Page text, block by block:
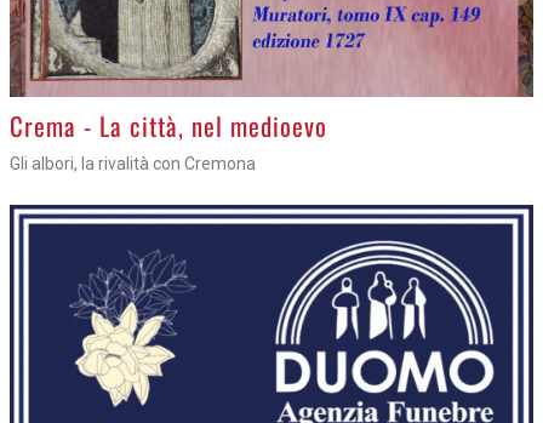
Crema - La città, nel medioevo
Gli albori, la rivalità con Cremona